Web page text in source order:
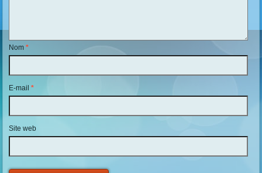
Nom*
E-mail*
Site web